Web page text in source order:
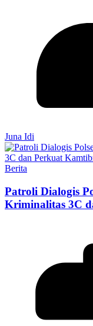
Juna Idi
Berita
Patroli Dialogis
Kriminalitas 3C